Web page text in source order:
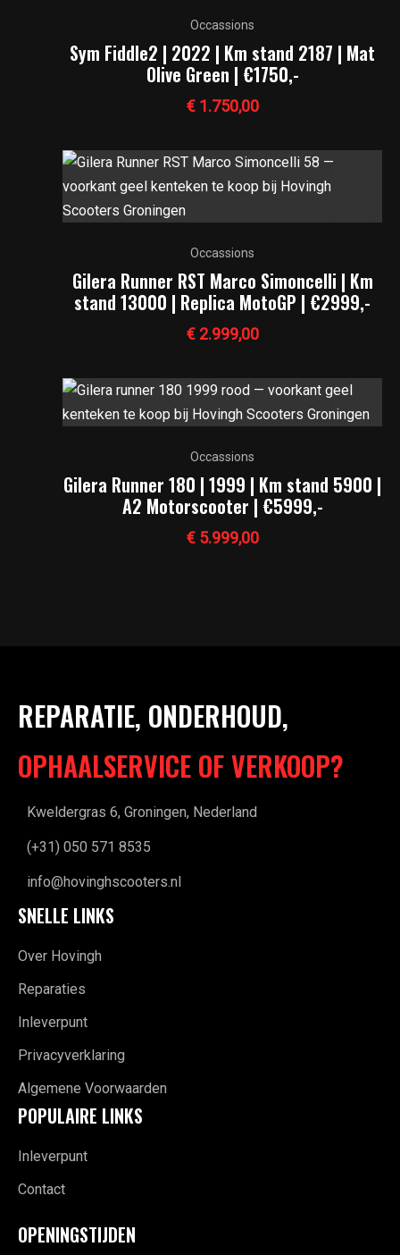
Occassions
Sym Fiddle2 | 2022 | Km stand 2187 | Mat
Olive Green | €1750,-
€1.750,00
Occassions
Gilera Runner RST Marco Simoncelli | Km
stand 13000 | Replica MotoGP | €2999,-
€2.999,00
Occassions
Gilera Runner 180 | 1999 | Km stand 5900 |
A2 Motorscooter | €5999,-
€5.999,00
REPARATIE, ONDERHOUD,
OPHAALSERVICE OF VERKOOP?
Kweldergras 6, Groningen, Nederland
(+31) 050 571 8535
info@hovinghscooters.nl
SNELLE LINKS
Over Hovingh
Reparaties
Inleverpunt
Privacyverklaring
Algemene Voorwaarden
POPULAIRE LINKS
Inleverpunt
Contact
OPENINGSTIJDEN